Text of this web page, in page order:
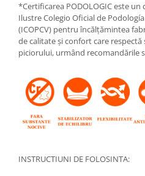
*Certificarea PODOLOGIC este
Ilustre Colegio Oficial de
(ICOPCV) pentru încălțămintea
de calitate și confort care
piciorului, urmând recomandările
INSTRUCTIUNI DE FOLOSINTA: